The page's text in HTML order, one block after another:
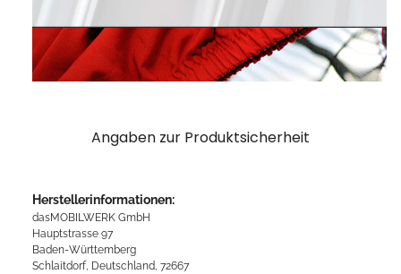
Angaben zur Produktsicherheit
Herstellerinformationen:
dasMOBILWERK GmbH
Hauptstrasse 97
Baden-Württemberg
Schlaitdorf, Deutschland, 72667